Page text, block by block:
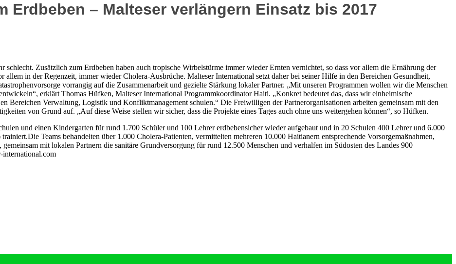
Erdbeben – Malteser verlängern Einsatz bis 2017
Zusätzlich zum Erdbeben haben auch tropische Wirbelstürme immer wieder Ernten vernichtet, so dass vor allem die Ernährung der
in der Regenzeit, immer wieder Cholera-Ausbrüche. Malteser International setzt daher bei seiner Hilfe in den Bereichen Gesundheit,
vorrangig auf die Zusammenarbeit und gezielte Stärkung lokaler Partner. „Mit unseren Programmen wollen wir die Menschen
erklärt Thomas Hüfken, Malteser International Programmkoordinator Haiti. „Konkret bedeutet das, dass wir einheimische
Bereichen Verwaltung, Logistik und Konfliktmanagement schulen.“ Die Freiwilligen der Partnerorganisationen arbeiten gemeinsam mit den
von Grund auf. „Auf diese Weise stellen wir sicher, dass die Projekte eines Tages auch ohne uns weitergehen können“, so Hüfken.
und einen Kindergarten für rund 1.700 Schüler und 100 Lehrer erdbebensicher wieder aufgebaut und in 20 Schulen 400 Lehrer und 6.000
Teams behandelten über 1.000 Cholera-Patienten, vermittelten mehreren 10.000 Haitianern entsprechende Vorsorgemaßnahmen,
mit lokalen Partnern die sanitäre Grundversorgung für rund 12.500 Menschen und verhalfen im Südosten des Landes 900